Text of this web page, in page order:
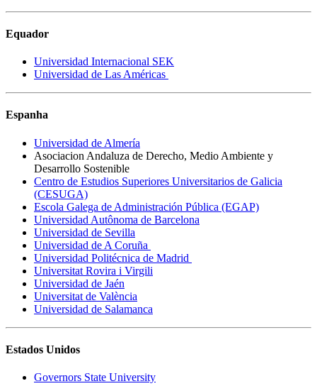
Equador
Universidad Internacional SEK
Universidad de Las Américas
Espanha
Universidad de Almería
Asociacion Andaluza de Derecho, Medio Ambiente y
Desarrollo Sostenible
Centro de Estudios Superiores Universitarios de Galicia
(CESUGA)
Escola Galega de Administración Pública (EGAP)
Universidad Autônoma de Barcelona
Universidad de Sevilla
Universidad de A Coruña
Universidad Politécnica de Madrid
Universitat Rovira i Virgili
Universidad de Jaén
Universitat de València
Universidad de Salamanca
Estados Unidos
Governors State University